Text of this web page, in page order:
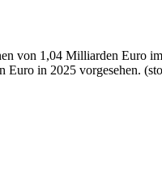
von 1,04 Milliarden Euro
in 2025 vorgesehen.